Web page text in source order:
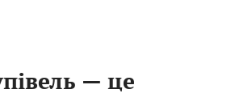
— це